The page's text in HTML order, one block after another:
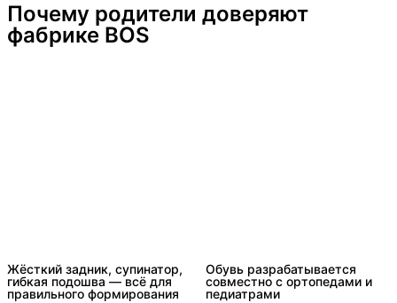
Почему родители доверяют
фабрике BOS
Жёсткий задник, супинатор,
гибкая подошва — всё для
правильного формирования
Обувь разрабатывается
совместно с ортопедами и
педиатрами